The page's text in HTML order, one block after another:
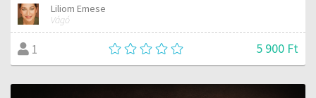
Liliom Emese
Vágó
1 5 900 Ft